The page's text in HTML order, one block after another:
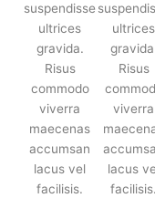
suspendisse
ultrices
gravida.
Risus
commodo
viverra
maecenas
accumsan
lacus vel
facilisis.
ultrices
Risus
viverra
lacus
facilisis.